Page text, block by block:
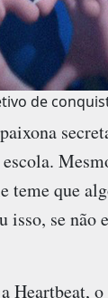
de
teme que
isso, se não
Heartbeat,